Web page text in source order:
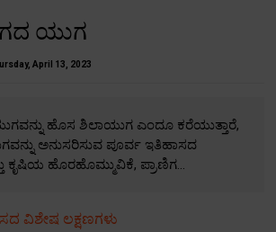
ಯುಗ
April 13, 2023
ಹೊಸ ಶಿಲಾಯುಗ ಎಂದೂ ಕರೆಯುತ್ತಾರೆ,
ಅನುಸರಿಸುವ ಪೂರ್ವ ಇತಿಹಾಸದ
ಹೊರಹೊಮ್ಮುವಿಕೆ, ಪ್ರಾಣಿಗ...
ವಿಶೇಷ ಲಕ್ಷಣಗಳು